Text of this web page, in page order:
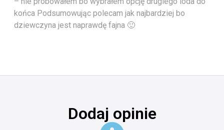
końca Podsumowując polecam jak najbardziej bo
dziewczyna jest naprawdę fajna 🙂
Dodaj opinie